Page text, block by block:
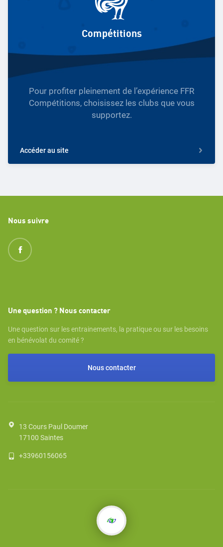
Compétitions
Pour profiter pleinement de l’expérience FFR
Compétitions, choisissez les clubs que vous
supportez.
Accéder au site
Nous suivre
Une question ? Nous contacter
Une question sur les entrainements, la pratique ou sur les besoins
en bénévolat du comité ?
Nous contacter
13 Cours Paul Doumer
17100 Saintes
+33960156065